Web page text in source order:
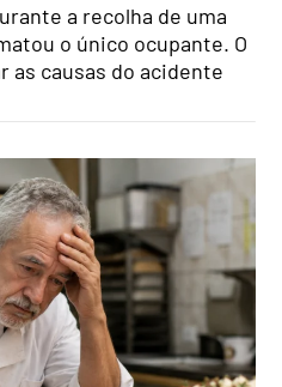
a recolha de uma
o único ocupante. O
as causas do acidente